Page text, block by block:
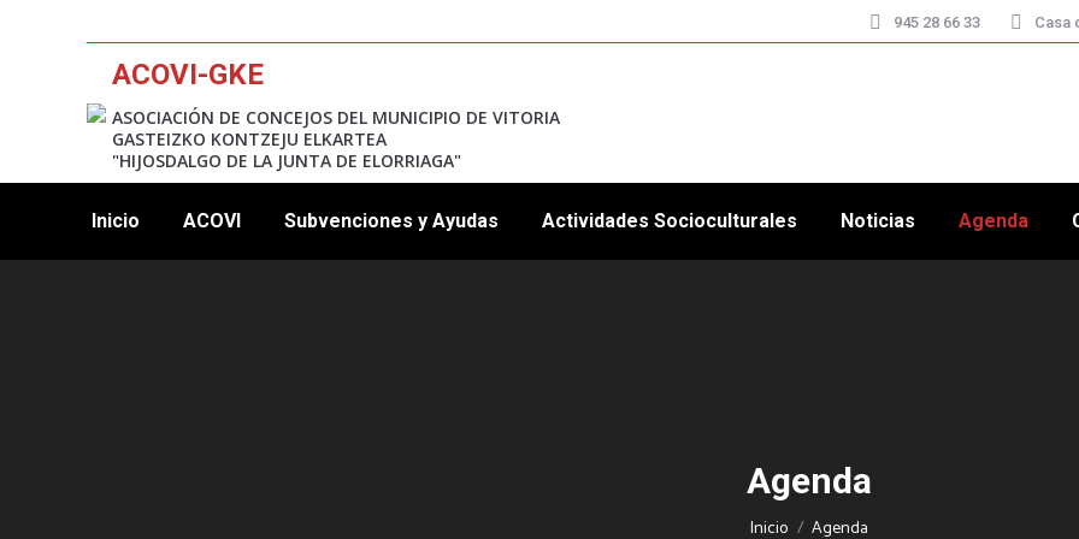
945 28 66 33 Casa
ACOVI-GKE
ASOCIACIÓN DE CONCEJOS DEL MUNICIPIO DE VITORIA
GASTEIZKO KONTZEJU ELKARTEA
"HIJOSDALGO DE LA JUNTA DE ELORRIAGA"
Inicio ACOVI Subvenciones y Ayudas Actividades Socioculturales Noticias Agenda
Agenda
Estás aquí:
Inicio Agenda